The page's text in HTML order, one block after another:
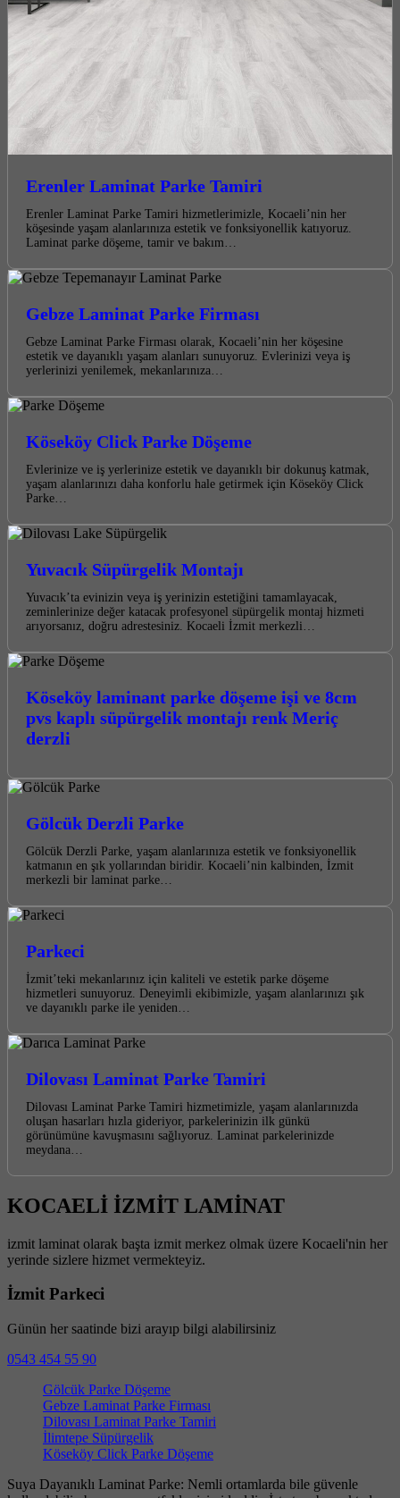
Erenler Laminat Parke Tamiri
Erenler Laminat Parke Tamiri hizmetlerimizle, Kocaeli’nin her
köşesinde yaşam alanlarınıza estetik ve fonksiyonellik katıyoruz.
Laminat parke döşeme, tamir ve bakım…
Gebze Laminat Parke Firması
Gebze Laminat Parke Firması olarak, Kocaeli’nin her köşesine
estetik ve dayanıklı yaşam alanları sunuyoruz. Evlerinizi veya iş
yerlerinizi yenilemek, mekanlarınıza…
Köseköy Click Parke Döşeme
Evlerinize ve iş yerlerinize estetik ve dayanıklı bir dokunuş katmak,
yaşam alanlarınızı daha konforlu hale getirmek için Köseköy Click
Parke…
Yuvacık Süpürgelik Montajı
Yuvacık’ta evinizin veya iş yerinizin estetiğini tamamlayacak,
zeminlerinize değer katacak profesyonel süpürgelik montaj hizmeti
arıyorsanız, doğru adrestesiniz. Kocaeli İzmit merkezli…
Köseköy laminant parke döşeme işi ve 8cm
pvs kaplı süpürgelik montajı renk Meriç
derzli
Gölcük Derzli Parke
Gölcük Derzli Parke, yaşam alanlarınıza estetik ve fonksiyonellik
katmanın en şık yollarından biridir. Kocaeli’nin kalbinden, İzmit
merkezli bir laminat parke…
Parkeci
İzmit’teki mekanlarınız için kaliteli ve estetik parke döşeme
hizmetleri sunuyoruz. Deneyimli ekibimizle, yaşam alanlarınızı şık
ve dayanıklı parke ile yeniden…
Dilovası Laminat Parke Tamiri
Dilovası Laminat Parke Tamiri hizmetimizle, yaşam alanlarınızda
oluşan hasarları hızla gideriyor, parkelerinizin ilk günkü
görünümüne kavuşmasını sağlıyoruz. Laminat parkelerinizde
meydana…
KOCAELİ İZMİT LAMİNAT
izmit laminat olarak başta izmit merkez olmak üzere Kocaeli'nin her
yerinde sizlere hizmet vermekteyiz.
İzmit Parkeci
Günün her saatinde bizi arayıp bilgi alabilirsiniz
0543 454 55 90
Gölcük Parke Döşeme
Gebze Laminat Parke Firması
Dilovası Laminat Parke Tamiri
İlimtepe Süpürgelik
Köseköy Click Parke Döşeme
Suya Dayanıklı Laminat Parke: Nemli ortamlarda bile güvenle